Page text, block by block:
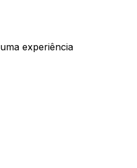
uma experiência